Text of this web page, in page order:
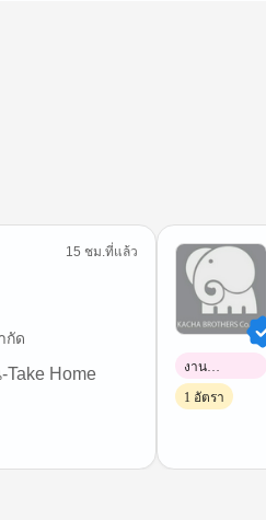
15 ชม.ที่แล้ว
กัด
Take Home
งาน
พาร์ทไทม์
1 อัตรา